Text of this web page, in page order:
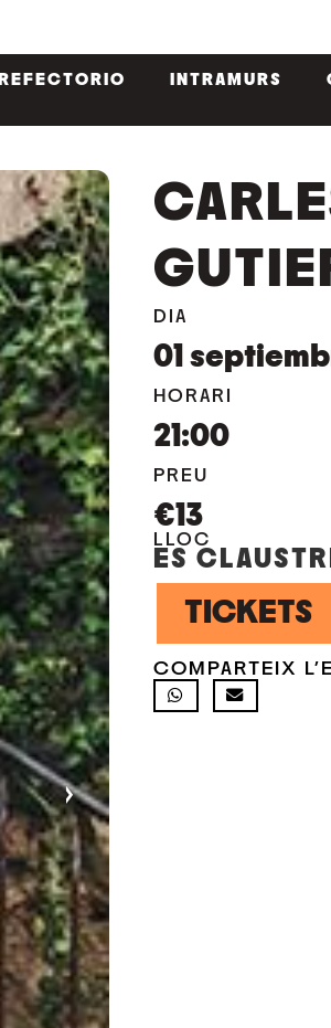
REFECTORIO INTRAMURS
›
DIA
01
HORARI
21:00
PREU
€13
LLOC
ES
TICKETS
COMPARTEIX